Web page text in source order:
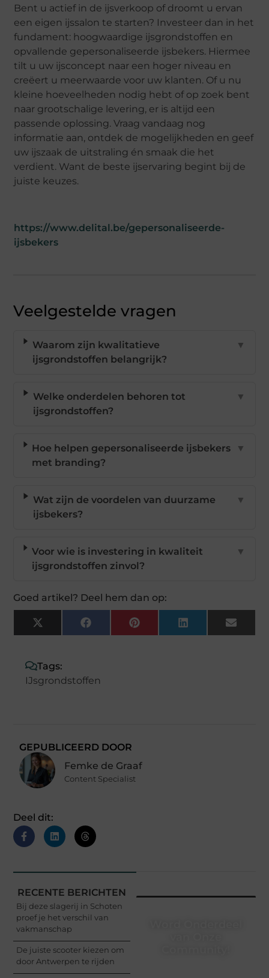
Bent u actief in de ijsverkoop of droomt u ervan
een eigen ijssalon te starten? Investeer dan in het
fundament: hoogwaardige ijsgrondstoffen en
opvallende gepersonaliseerde ijsbekers. Hiermee
tilt u uw ijsconcept naar een hoger niveau en
creëert u meerwaarde voor uw klanten. Of u nu
kleine hoeveelheden nodig hebt of op zoek bent
naar grootschalige levering, er is altijd een
passende oplossing. Vraag vandaag nog
informatie aan, ontdek de mogelijkheden en geef
uw ijszaak de uitstraling én smaak die het
verdient. Want de beste ijservaring begint bij de
juiste keuzes.
https://www.delital.be/gepersonaliseerde-
ijsbekers
Veelgestelde vragen
Waarom zijn kwalitatieve
ijsgrondstoffen belangrijk?
▼
Welke onderdelen behoren tot
ijsgrondstoffen?
▼
Hoe helpen gepersonaliseerde ijsbekers
met branding?
▼
Wat zijn de voordelen van duurzame
ijsbekers?
▼
Voor wie is investering in kwaliteit
ijsgrondstoffen zinvol?
▼
Goed artikel? Deel hem dan op:
X
(Twitter)
FacebookPinterestLinkedIn Email
Tags:
IJsgrondstoffen
GEPUBLICEERD DOOR
Femke de Graaf
Content Specialist
Deel dit:
RECENTE BERICHTEN
Bij deze slagerij in Schoten
proef je het verschil van
vakmanschap
De juiste scooter kiezen om
door Antwerpen te rijden